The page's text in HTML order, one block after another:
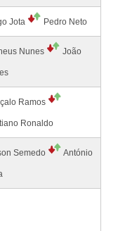
Jota Pedro Neto
Nunes João
Ramos
Ronaldo
Semedo António